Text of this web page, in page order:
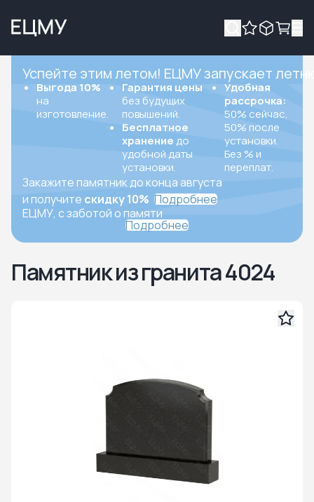
Успейте этим летом! ЕЦМУ запускает
Выгода 10%
на
изготовление.
Гарантия цены
без будущих
повышений.
Бесплатное
хранение до
удобной даты
установки.
Удобная
рассрочка:
50% сейчас,
50% после
установки.
Без % и
переплат.
Закажите памятник до конца августа
и получите скидку 10% Подробнее
ЕЦМУ, с заботой о памяти
Подробнее
Памятник из гранита 4024